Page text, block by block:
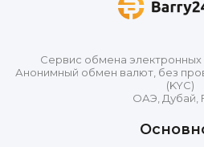
Сервис обмена
Анонимный обмен валют, без
(KYC)
ОАЭ, Дубай,